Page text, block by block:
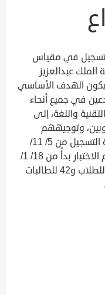
في مقياس
عبدالعزيز
يكون الهدف الأساسي
في جميع أنحاء
واللغة، إلى
وتوجيههم
لبرنامج الرعاية الملائم لهم، وتبدأ فترة التسجيل من 5/ 11/
2018 وحتى 22/ 12/ 2018 على أن يتم الاختبار بدأً من 18/ 1/
2019 حتى 19/1/ 2019، في 38 مقرًا للطلاب و42 للطالبات